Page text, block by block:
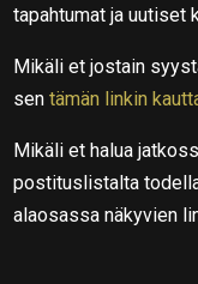
tapahtumat ja uutiset
Mikäli et jostain
sentämän linkin
Mikäli et halua
postituslistalta
alaosassa näkyvien